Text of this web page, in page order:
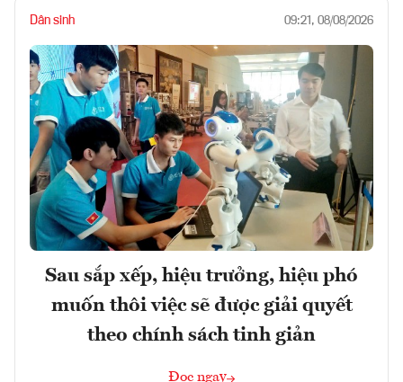
Dân sinh 09:21, 08/08/2026
Sau sắp xếp, hiệu trưởng, hiệu phó
muốn thôi việc sẽ được giải quyết
theo chính sách tinh giản
Đọc ngay